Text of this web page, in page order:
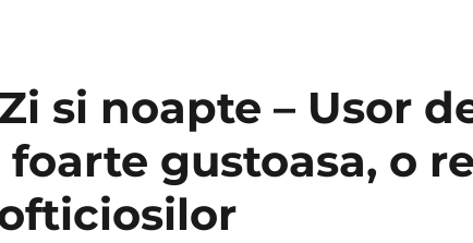
si noapte – Usor
gustoasa, o